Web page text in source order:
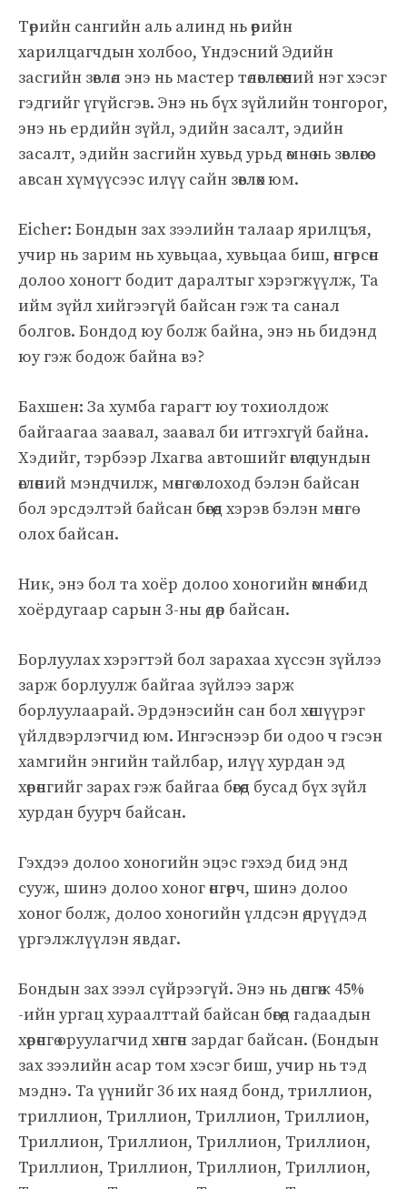
Төрийн сангийн аль алинд нь өөрийн
харилцагчдын холбоо, Үндэсний Эдийн
засгийн зөвлөл энэ нь мастер төлөвлөгөөний нэг хэсэг
гэдгийг үгүйсгэв. Энэ нь бүх зүйлийн тонгорог,
энэ нь ердийн зүйл, эдийн засалт, эдийн
засалт, эдийн засгийн хувьд урьд өмнө нь зөвлөгөө
авсан хүмүүсээс илүү сайн зөвлөх юм.
Eicher: Бондын зах зээлийн талаар ярилцъя,
учир нь зарим нь хувьцаа, хувьцаа биш, өнгөрсөн
долоо хоногт бодит даралтыг хэрэгжүүлж, Та
ийм зүйл хийгээгүй байсан гэж та санал
болгов. Бондод юу болж байна, энэ нь бидэнд
юу гэж бодож байна вэ?
Бахшен: За хумба гарагт юу тохиолдож
байгаагаа заавал, заавал би итгэхгүй байна.
Хэдийг, тэрбээр Лхагва автошийг өглөө дундын
өглөөний мэндчилж, мөнгө олоход бэлэн байсан
бол эрсдэлтэй байсан бөгөөд хэрэв бэлэн мөнгө
олох байсан.
Ник, энэ бол та хоёр долоо хоногийн өмнө бид
хоёрдугаар сарын 3-ны өдөр байсан.
Борлуулах хэрэгтэй бол зарахаа хүссэн зүйлээ
зарж борлуулж байгаа зүйлээ зарж
борлуулаарай. Эрдэнэсийн сан бол хөшүүрэг
үйлдвэрлэгчид юм. Ингэснээр би одоо ч гэсэн
хамгийн энгийн тайлбар, илүү хурдан эд
хөрөнгийг зарах гэж байгаа бөгөөд бусад бүх зүйл
хурдан буурч байсан.
Гэхдээ долоо хоногийн эцэс гэхэд бид энд
сууж, шинэ долоо хоног өнгөрч, шинэ долоо
хоног болж, долоо хоногийн үлдсэн өдрүүдэд
үргэлжлүүлэн явдаг.
Бондын зах зээл сүйрээгүй. Энэ нь дөнгөж 45%
-ийн ургац хураалттай байсан бөгөөд гадаадын
хөрөнгө оруулагчид хөнгөн зардаг байсан. (Бондын
зах зээлийн асар том хэсэг биш, учир нь тэд
мэднэ. Та үүнийг 36 их наяд бонд, триллион,
триллион, Триллион, Триллион, Триллион,
Триллион, Триллион, Триллион, Триллион,
Триллион, Триллион, Триллион, Триллион,